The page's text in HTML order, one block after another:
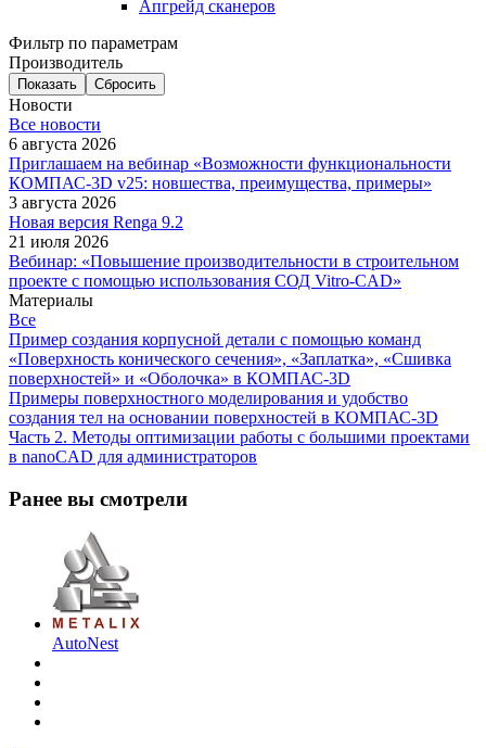
Апгрейд сканеров
Фильтр по параметрам
Производитель
Сбросить
Новости
Все новости
6 августа 2026
Приглашаем на вебинар «Возможности функциональности
КОМПАС-3D v25: новшества, преимущества, примеры»
3 августа 2026
Новая версия Renga 9.2
21 июля 2026
Вебинар: «Повышение производительности в строительном
проекте с помощью использования СОД Vitro-CAD»
Материалы
Все
Пример создания корпусной детали с помощью команд
«Поверхность конического сечения», «Заплатка», «Сшивка
поверхностей» и «Оболочка» в КОМПАС-3D
Примеры поверхностного моделирования и удобство
создания тел на основании поверхностей в КОМПАС-3D
Часть 2. Методы оптимизации работы с большими проектами
в nanoCAD для администраторов
Ранее вы смотрели
AutoNest